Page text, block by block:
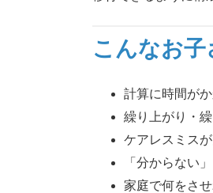
こんなお
計算に時間が
繰り上がり・
ケアレスミス
「分からない
家庭で何をさ